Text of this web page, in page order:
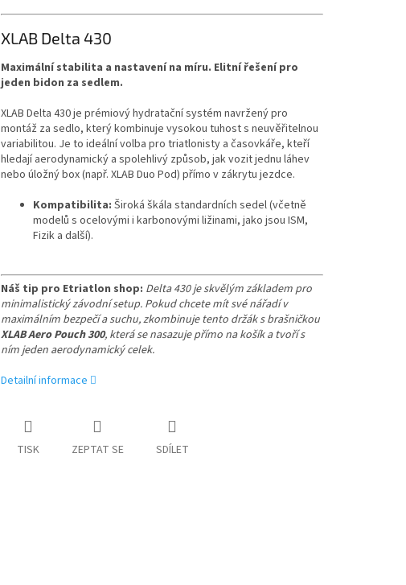
XLAB Delta 430
Maximální stabilita a nastavení na míru. Elitní řešení pro
jeden bidon za sedlem.
XLAB Delta 430 je prémiový hydratační systém navržený pro
montáž za sedlo, který kombinuje vysokou tuhost s neuvěřitelnou
variabilitou. Je to ideální volba pro triatlonisty a časovkáře, kteří
hledají aerodynamický a spolehlivý způsob, jak vozit jednu láhev
nebo úložný box (např. XLAB Duo Pod) přímo v zákrytu jezdce.
Kompatibilita: Široká škála standardních sedel (včetně
modelů s ocelovými i karbonovými ližinami, jako jsou ISM,
Fizik a další).
Náš tip pro Etriatlon shop: Delta 430 je skvělým základem pro
minimalistický závodní setup. Pokud chcete mít své nářadí v
maximálním bezpečí a suchu, zkombinuje tento držák s brašničkou
XLAB Aero Pouch 300, která se nasazuje přímo na košík a tvoří s
ním jeden aerodynamický celek.
Detailní informace
TISK ZEPTAT SE SDÍLET